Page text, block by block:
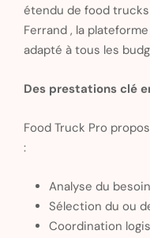
étendu de food
Ferrand , la
adapté à tous les
Des prestations clé
Food Truck Pro
:
Analyse du besoin
Sélection du ou
Coordination